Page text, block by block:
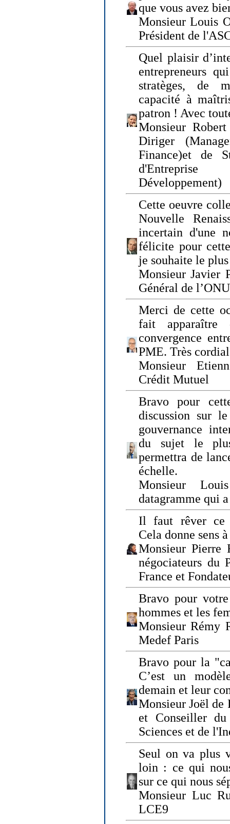
que vous avez
Monsieur Louis
Président de
Quel plaisir
entrepreneurs
stratèges, de
capacité à
patron ! Avec
Monsieur
Diriger
Finance)et de
Développement)
Cette oeuvre
Nouvelle
incertain d'une
félicite pour
je souhaite le
Monsieur Javier
Général de
Merci de cette
fait apparaître
convergence
PME. Très
Monsieur
Crédit Mutuel
Bravo pour
discussion sur
gouvernance
du sujet le
permettra de
échelle.
Monsieur
datagramme qui
Il faut rêver ce
Cela donne sens
Monsieur Pierre
négociateurs du
France et
Bravo pour
hommes et les
Monsieur Rémy
Medef Paris
Bravo pour la
C’est un
demain et leur
Monsieur Joël de
et Conseiller
Sciences et de
Seul on va plus
loin : ce qui
sur ce qui nous
Monsieur Luc
LCE9